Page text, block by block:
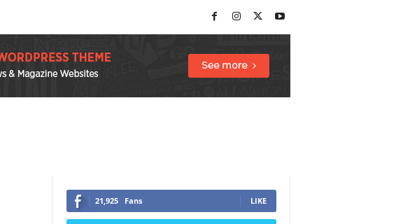
21,925 Fans LIKE